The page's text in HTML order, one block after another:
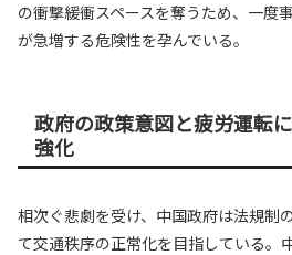
の衝撃緩衝スペースを奪うため、一度
が急増する危険性を孕んでいる。
政府の政策意図と疲労運転
強化
相次ぐ悲劇を受け、中国政府は法規制
て交通秩序の正常化を目指している。